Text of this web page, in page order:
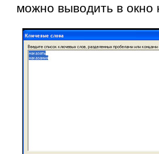
можно выводить в